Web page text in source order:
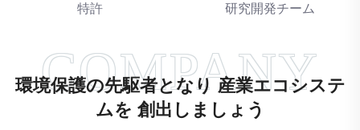
特許 研究開発チーム
環境保護の先駆者となり 産業エコシステ
ムを 創出しましょう